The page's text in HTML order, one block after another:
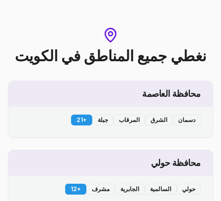
نغطي جميع المناطق في الكويت
محافظة العاصمة
دسمان الشرق المرقاب جبلة +
21
محافظة حولي
حولي السالمية الجابرية مشرف +
12